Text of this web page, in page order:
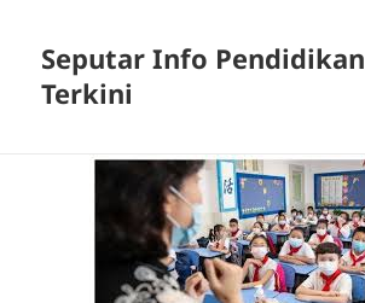
Seputar Info Pendidikan
Terkini